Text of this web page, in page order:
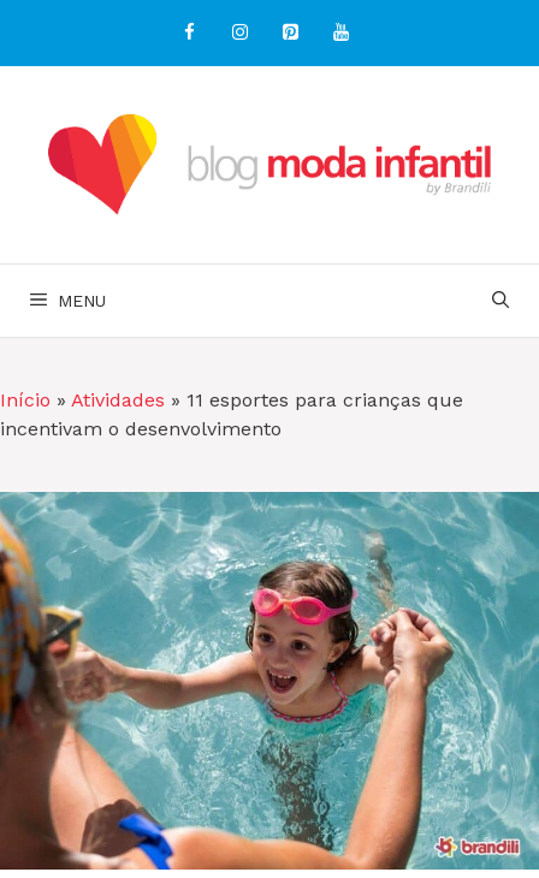
o
MENU
Início » Atividades » 11 esportes para crianças que
incentivam o desenvolvimento